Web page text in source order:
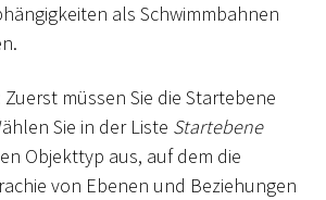
als Schwimmbahnen
Zuerst müssen Sie die Startebene
Sie in der Liste Startebene
Objekttyp aus, auf dem die
von Ebenen und Beziehungen